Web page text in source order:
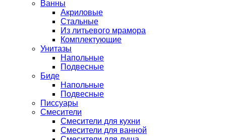
Ванны
Акриловые
Стальные
Из литьевого мрамора
Комплектующие
Унитазы
Напольные
Подвесные
Биде
Напольные
Подвесные
Писсуары
Смесители
Смесители для кухни
Смесители для ванной